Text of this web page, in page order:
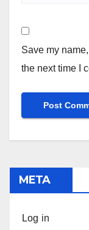
Save my
the next time I
META
Log in